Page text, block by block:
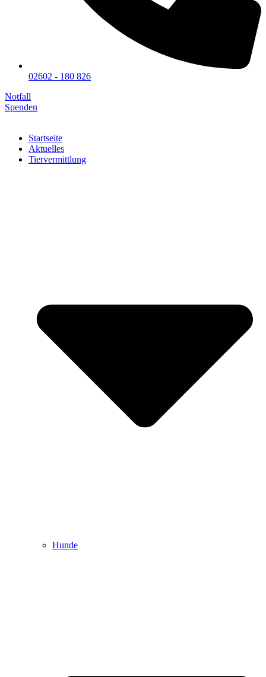
02602 - 180 826
Notfall
Spenden
Startseite
Aktuelles
Tiervermittlung
Hunde